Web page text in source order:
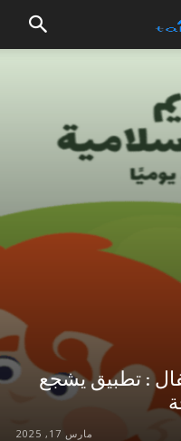
: تطبيق يشجع
مارس 17, 2025